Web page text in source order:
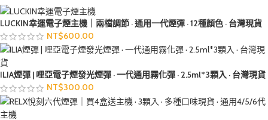
LUCKIN幸運電子煙主機｜兩檔調節 · 通用一代煙彈 · 12種顏色 · 台灣現貨
NT$600.00
ILIA煙彈 | 哩亞電子煙發光煙彈 · 一代通用霧化彈 · 2.5ml*3顆入 · 台灣現貨
NT$300.00